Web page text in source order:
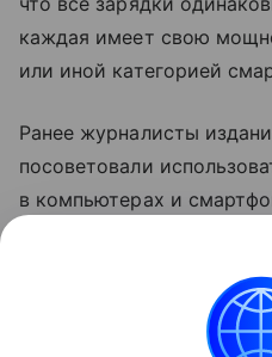
каждая имеет свою
или иной категорией
Ранее журналисты
посоветовали
в компьютерах и
скорости и